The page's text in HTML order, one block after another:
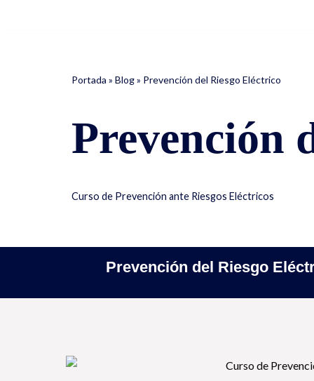
Portada » Blog» Prevención del Riesgo Eléctrico
Prevención
Curso de Prevención ante Riesgos Eléctricos
Prevención del Riesgo